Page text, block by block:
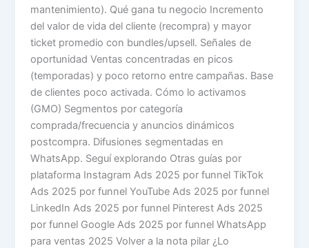
mantenimiento). Qué gana tu negocio Incremento
del valor de vida del cliente (recompra) y mayor
ticket promedio con bundles/upsell. Señales de
oportunidad Ventas concentradas en picos
(temporadas) y poco retorno entre campañas. Base
de clientes poco activada. Cómo lo activamos
(GMO) Segmentos por categoría
comprada/frecuencia y anuncios dinámicos
postcompra. Difusiones segmentadas en
WhatsApp. Seguí explorando Otras guías por
plataforma Instagram Ads 2025 por funnel TikTok
Ads 2025 por funnel YouTube Ads 2025 por funnel
LinkedIn Ads 2025 por funnel Pinterest Ads 2025
por funnel Google Ads 2025 por funnel WhatsApp
para ventas 2025 Volver a la nota pilar ¿Lo